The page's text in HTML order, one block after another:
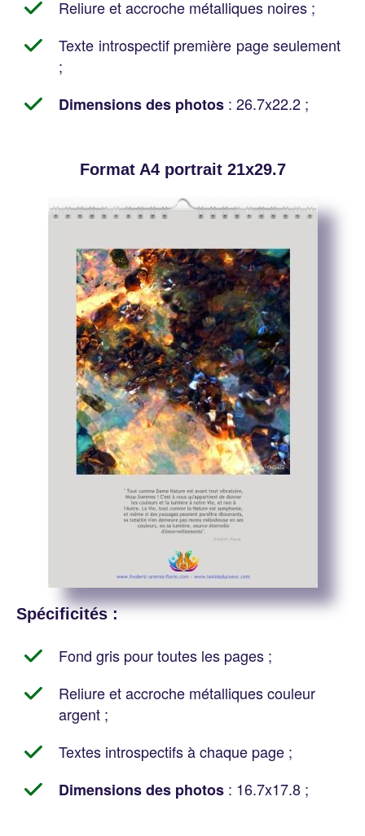
Reliure et accroche métalliques noires ;
Texte introspectif première page seulement
;
Dimensions des photos : 26.7x22.2 ;
Format A4 portrait 21x29.7
Spécificités :
Fond gris pour toutes les pages ;
Reliure et accroche métalliques couleur
argent ;
Textes introspectifs à chaque page ;
Dimensions des photos : 16.7x17.8 ;